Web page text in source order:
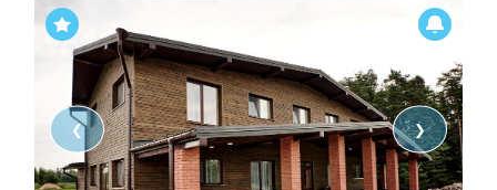
❮ ❯